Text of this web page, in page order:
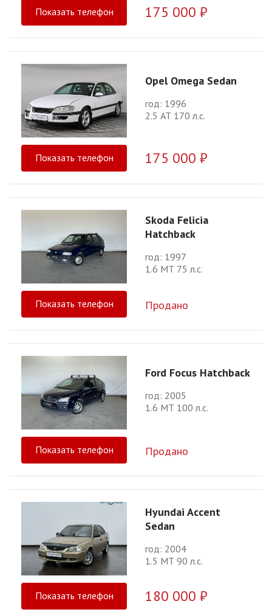
Показать телефон 175 000 ₽
Opel Omega Sedan
год: 1996
2.5 АТ 170 л.с.
Показать телефон 175 000 ₽
Skoda Felicia
Hatchback
год: 1997
1.6 МТ 75 л.с.
Показать телефон Продано
Ford Focus Hatchback
год: 2005
1.6 МТ 100 л.с.
Показать телефон Продано
Hyundai Accent
Sedan
год: 2004
1.5 МТ 90 л.с.
Показать телефон 180 000 ₽